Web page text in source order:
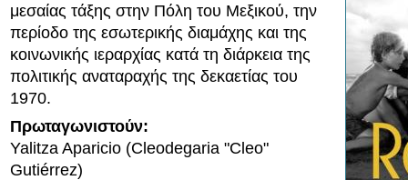
μεσαίας τάξης στην Πόλη του Μεξικού, την
περίοδο της εσωτερικής διαμάχης και της
κοινωνικής ιεραρχίας κατά τη διάρκεια της
πολιτικής αναταραχής της δεκαετίας του
1970.
Πρωταγωνιστούν:
Yalitza Aparicio (Cleodegaria "Cleo"
Gutiérrez)